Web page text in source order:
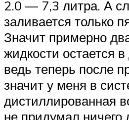
2.0 — 7,3 литра. А
заливается только
Значит примерно
жидкости остается
ведь теперь после
значит у меня в
дистиллированная
не придумал ничего